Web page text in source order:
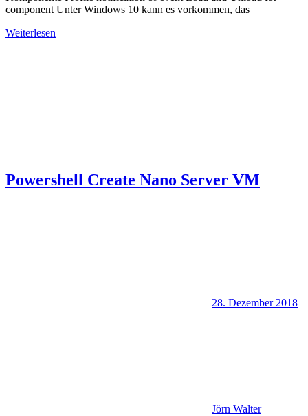
component Unter Windows 10 kann es vorkommen, das
Weiterlesen
Powershell Create Nano Server VM
28. Dezember 2018
Jörn Walter